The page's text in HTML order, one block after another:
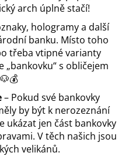
arch úplně stačí!
hologramy a další
banku. Místo toho
třeba vtipné varianty
„bankovku“ s obličejem
– Pokud své bankovky
by být k nerozeznání
ukázat jen část bankovky
V těch našich jsou
velikánů.